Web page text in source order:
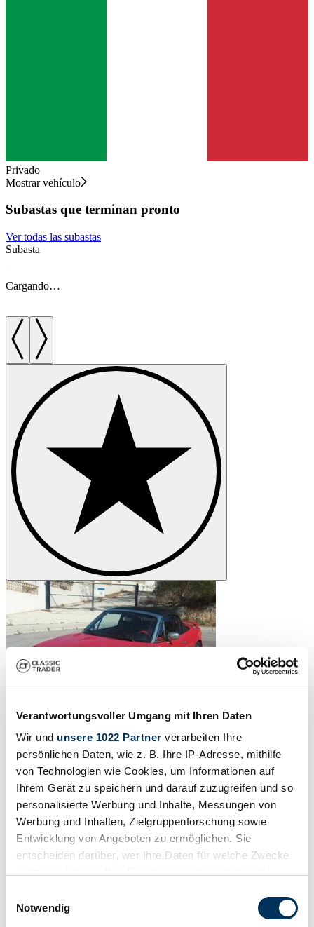
Verantwortungsvoller Umgang mit Ihren Daten
Wir und unsere 1022 Partner verarbeiten Ihre
persönlichen Daten, wie z. B. Ihre IP-Adresse, mithilfe
von Technologien wie Cookies, um Informationen auf
Ihrem Gerät zu speichern und darauf zuzugreifen und so
personalisierte Werbung und Inhalte, Messungen von
Werbung und Inhalten, Zielgruppenforschung sowie
Entwicklung von Angeboten zu ermöglichen. Sie
entscheiden darüber, wer Ihre Daten für welche Zwecke
Trigger Symbol ändern oder widerrufen
Notwendig
Privado
Mostrar vehículo
Subastas que terminan pronto
Ver todas las subastas
Subasta
Cargando…